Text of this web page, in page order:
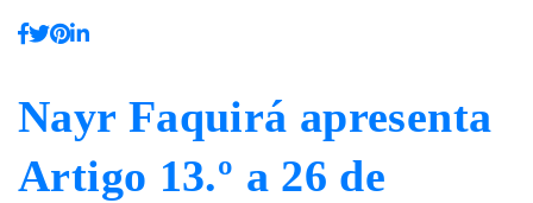
Nayr Faquirá apresenta
Artigo 13.º a 26 de